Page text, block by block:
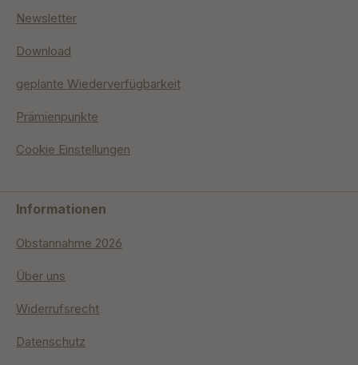
Newsletter
Download
geplante Wiederverfügbarkeit
Prämienpunkte
Cookie Einstellungen
Informationen
Obstannahme 2026
Über uns
Widerrufsrecht
Datenschutz